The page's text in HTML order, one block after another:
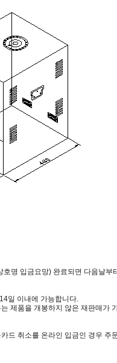
호명 입금요망) 완료되면 다음날
일 이내에 가능합니다.
제품을 개봉하지 않은 재판매가
드 취소를 온라인 입금인 경우 주